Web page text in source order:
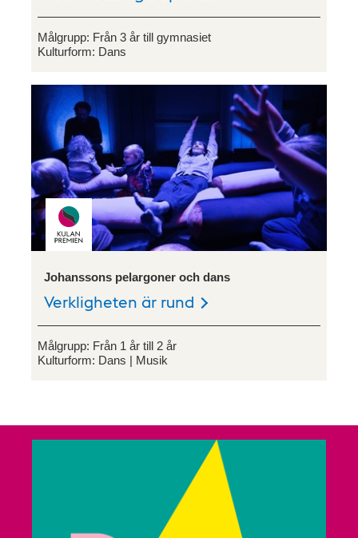
Målgrupp: Från 3 år till gymnasiet
Kulturform: Dans
Johanssons pelargoner och dans
Verkligheten är rund
Målgrupp: Från 1 år till 2 år
Kulturform: Dans Musik